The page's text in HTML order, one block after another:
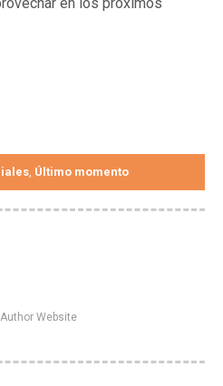
en los próximos
, Último momento
Website